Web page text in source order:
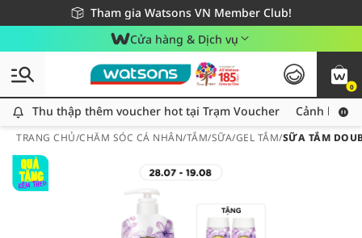
Tham gia Watsons VN Member Club!
Miễn phí giao hàng cho đơn hàng từ 249,000Đ
Giao hàng nhanh 24h - Áp dụng khu vực TP. Hồ Chí Minh
Cửa hàng & Dịch vụ
0
Thu thập thêm voucher hot tại Trạm Voucher
Thu thập thêm voucher hot tại Trạm Voucher Cảnh báo
TRANG CHỦ/CHĂM SÓC CÁ NHÂN/TẮM/SỮA/GEL TẮM/SỮA TẮM